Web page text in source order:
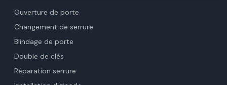
Ouverture de porte
Changement de serrure
Blindage de porte
Double de clés
Réparation serrure